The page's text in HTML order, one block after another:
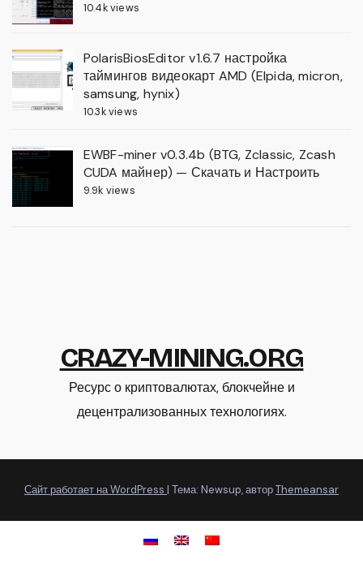
10.4k views
PolarisBiosEditor v1.6.7 настройка
таймингов видеокарт AMD (Elpida, micron,
samsung, hynix)
10.3k views
EWBF-miner v0.3.4b (BTG, Zclassic, Zcash
CUDA майнер) — Скачать и Настроить
9.9k views
CRAZY-MINING.ORG
Ресурс о криптовалютах, блокчейне и
децентрализованных технологиях.
Сайт работает на WordPress | Тема: Newsup, авторThemeansar